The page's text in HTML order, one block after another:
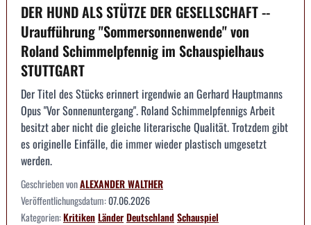
DER HUND ALS STÜTZE DER GESELLSCHAFT --
Uraufführung "Sommersonnenwende" von
Roland Schimmelpfennig im Schauspielhaus
STUTTGART
Der Titel des Stücks erinnert irgendwie an Gerhard Hauptmanns
Opus "Vor Sonnenuntergang". Roland Schimmelpfennigs Arbeit
besitzt aber nicht die gleiche literarische Qualität. Trotzdem gibt
es originelle Einfälle, die immer wieder plastisch umgesetzt
werden.
Geschrieben vonALEXANDER WALTHER
Veröffentlichungsdatum:07.06.2026
Kategorien:KritikenLänderDeutschlandSchauspiel